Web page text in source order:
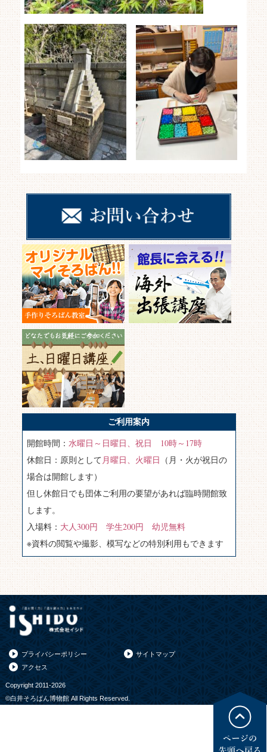
ご利用案内
開館時間：水曜日～日曜日、祝日 10時～17時
休館日：原則として月曜日、火曜日 （月・火が祝日の
場合は開館します）
但し休館日でも団体ご利用の要望があれば臨時開館致
します。
入場料： 大人300円 学生200円 幼児無料
※資料の閲覧や撮影、模写などの特別利用もできます
プライバシーポリシー
サイトマップ
アクセス
Copyright 2011-2026
©白井そろばん博物館 All Rights Reserved.